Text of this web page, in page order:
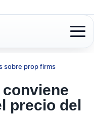
sobre prop firms
precio del